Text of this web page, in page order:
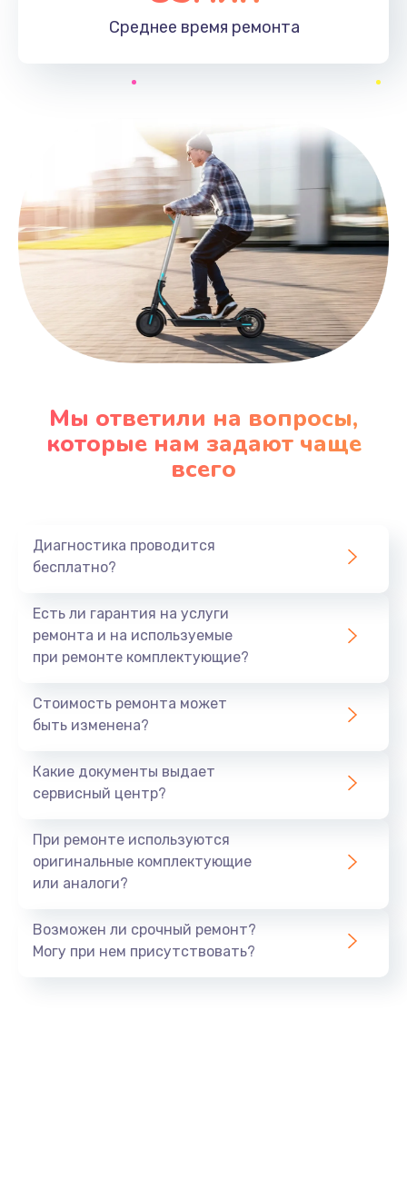
Среднее время ремонта
Мы ответили на вопросы,
которые нам задают чаще
всего
Диагностика проводится
бесплатно?
Есть ли гарантия на услуги
ремонта и на используемые
при ремонте комплектующие?
Стоимость ремонта может
быть изменена?
Какие документы выдает
сервисный центр?
При ремонте используются
оригинальные комплектующие
или аналоги?
Возможен ли срочный ремонт?
Могу при нем присутствовать?